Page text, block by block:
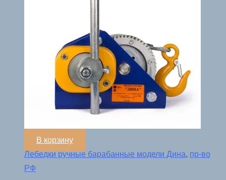
В корзину
Лебедки ручные барабанные модели Дина, пр-во
РФ